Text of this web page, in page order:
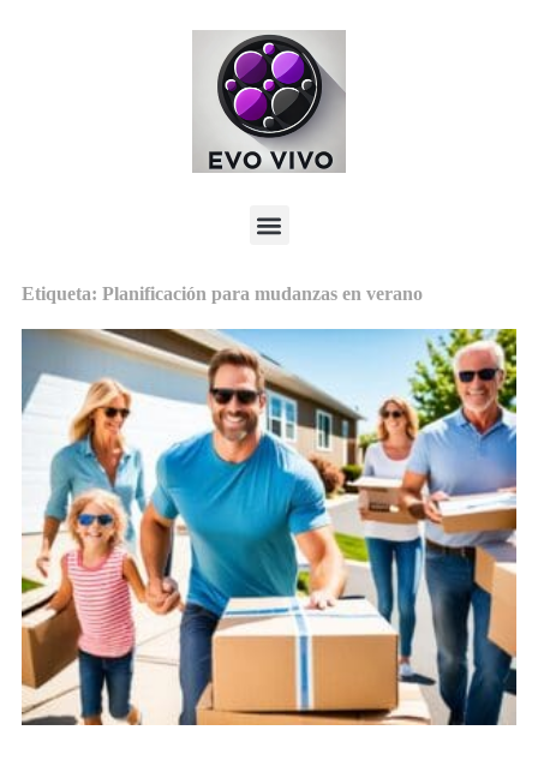
Etiqueta: Planificación para mudanzas en verano